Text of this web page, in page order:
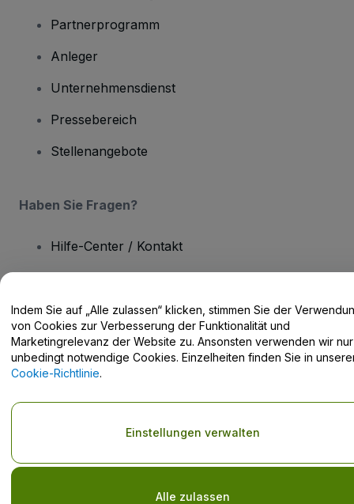
Partnerprogramm
Anleger
Unternehmensdienst
Pressebereich
Stellenangebote
Haben Sie Fragen?
Hilfe-Center / Kontakt
Urheberrecht © viagogo GmbH 2026
Angaben zum Unternehmen
Durch die Nutzung dieser Website akzeptieren Sie dieAllgemeinen
Geschäftsbedingungen und dieDatenschutzerklärungsowie die
Cookie-Richtlinieund
Datenschutzoptionen
Indem Sie auf „Alle zulassen“ klicken, stimmen Sie der
von Cookies zur Verbesserung der Funktionalität und
Marketingrelevanz der Website zu. Ansonsten verwenden wir nur
unbedingt notwendige Cookies. Einzelheiten finden Sie in
Cookie-Richtlinie.
Alle zulassen
Einstellungen verwalten